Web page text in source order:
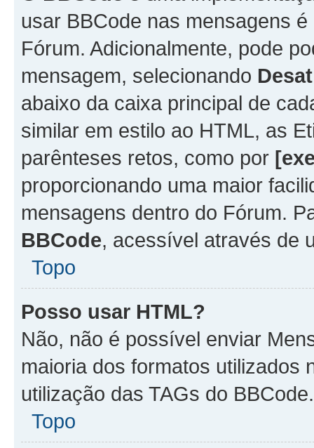
usar BBCode nas mensagens
Fórum. Adicionalmente, pode
mensagem, selecionando
abaixo da caixa principal de
similar em estilo ao HTML, as
parênteses retos, como por
proporcionando uma maior
mensagens dentro do Fórum.
BBCode, acessível através de
Topo
Posso usar HTML?
Não, não é possível enviar
maioria dos formatos utilizados
utilização das TAGs do BBCode.
Topo